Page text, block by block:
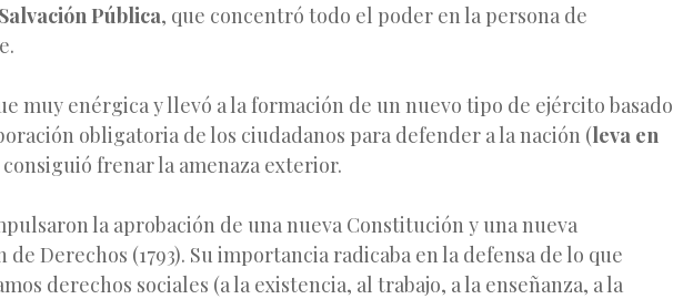
Pública, que concentró todo el poder en la persona de
muy enérgica y llevó a la formación de un nuevo tipo de ejército basado
obligatoria de los ciudadanos para defender a la nación (leva en
frenar la amenaza exterior.
la aprobación de una nueva Constitución y una nueva
de Derechos (1793). Su importancia radicaba en la defensa de lo que
derechos sociales (a la existencia, al trabajo, a la enseñanza, a la